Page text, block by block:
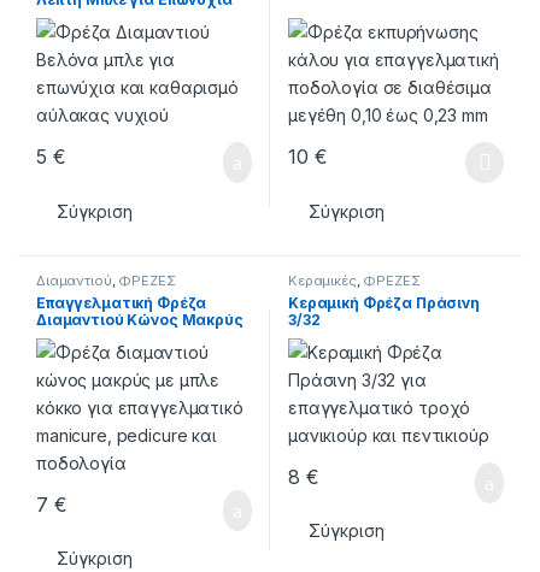
5 €
Σύγκριση
10 €
Σύγκριση
Διαμαντιού, ΦΡΕΖΕΣ
Επαγγελματική Φρέζα
Διαμαντιού Κώνος Μακρύς
Μπλε
7 €
Σύγκριση
Κεραμικές, ΦΡΕΖΕΣ
Κεραμική Φρέζα Πράσινη
3/32
8 €
Σύγκριση